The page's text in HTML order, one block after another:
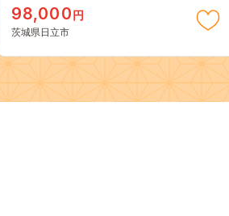
牛 茨城県産 日立市】
98,000 円
茨城県日立市